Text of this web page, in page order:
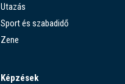
Utazás
Sport és szabadidő
Zene
Képzések